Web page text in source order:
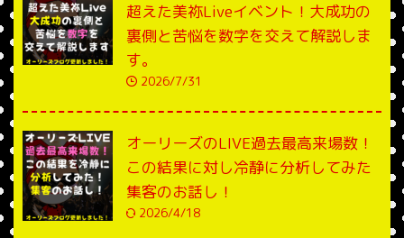
超えた美祢Liveイベント！大成功の
裏側と苦悩を数字を交えて解説しま
す。
2026/7/31
オーリーズのLIVE過去最高来場数！
この結果に対し冷静に分析してみた
集客のお話し！
2026/4/18